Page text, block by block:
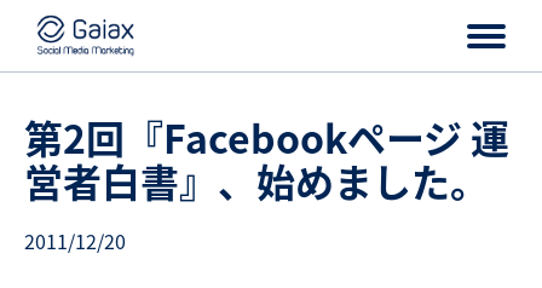
第2回『Facebookページ 運
営者白書』、始めました。
2011/12/20